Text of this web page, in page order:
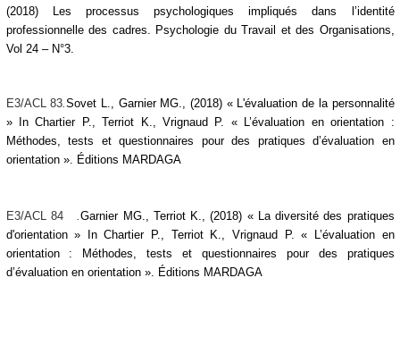
(2018) Les processus psychologiques impliqués dans l’identité
professionnelle des cadres. Psychologie du Travail et des Organisations,
Vol 24 – N°3.
E3/ACL 83.Sovet L., Garnier MG., (2018) « L'évaluation de la personnalité
»
In Chartier P., Terriot K., Vrignaud P. « L’évaluation en orientation :
Méthodes, tests et questionnaires pour des pratiques d’évaluation en
orientation ». Éditions MARDAGA
E3/ACL 84 .Garnier MG., Terriot K., (2018) « La diversité des pratiques
d'orientation » In Chartier P., Terriot K., Vrignaud P. « L’évaluation en
orientation : Méthodes, tests et questionnaires pour des pratiques
d’évaluation en orientation ». Éditions MARDAGA